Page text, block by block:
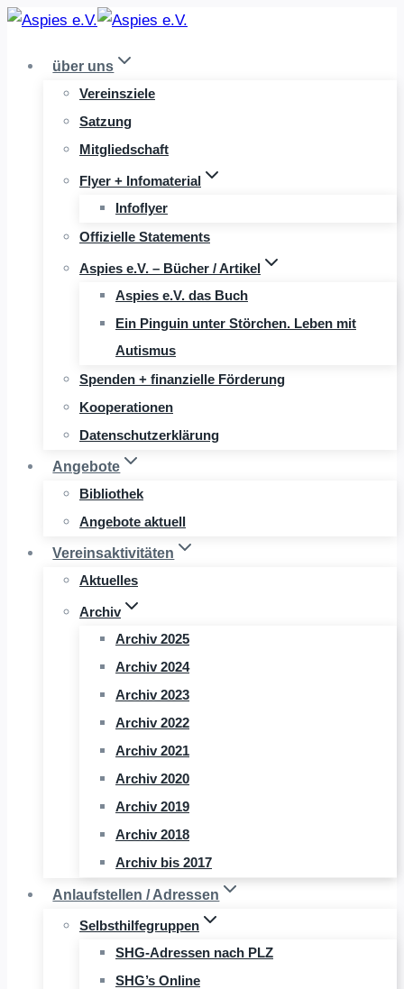
Zum
springenüber uns
Vereinsziele
Satzung
Mitgliedschaft
Flyer + Infomaterial
Infoflyer
Offizielle Statements
Aspies e.V. – Bücher / Artikel
Aspies e.V. das Buch
Ein Pinguin unter Störchen. Leben mit
Autismus
Spenden + finanzielle Förderung
Kooperationen
Datenschutzerklärung
Angebote
Bibliothek
Angebote aktuell
Vereinsaktivitäten
Aktuelles
Archiv
Archiv 2025
Archiv 2024
Archiv 2023
Archiv 2022
Archiv 2021
Archiv 2020
Archiv 2019
Archiv 2018
Archiv bis 2017
Anlaufstellen / Adressen
Selbsthilfegruppen
SHG-Adressen nach PLZ
SHG’s Online